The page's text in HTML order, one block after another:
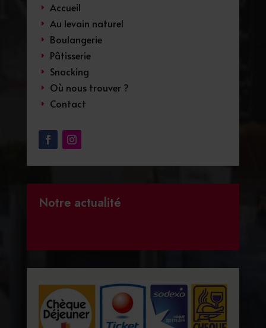
E Accueil
E Au levain naturel
E Boulangerie
E Pâtisserie
E Snacking
E Où nous trouver ?
E Contact
Notre actualité